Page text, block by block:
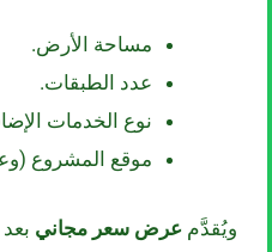
مساحة الأرض.
عدد الطبقات.
نوع الخدمات
موقع المشروع
ويُقدَّم عرض سعر مجاني بعد